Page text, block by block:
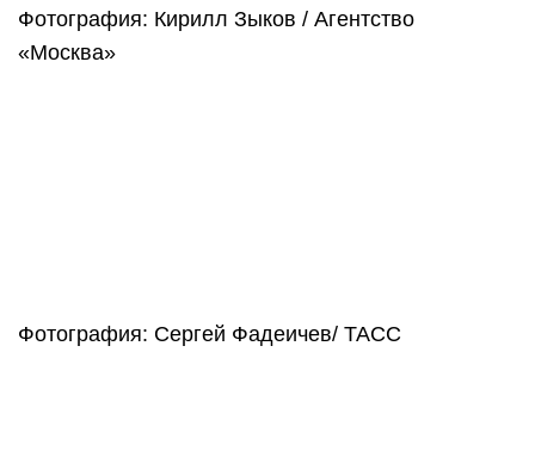
Фотография: Кирилл Зыков / Агентство
«Москва»
Фотография: Сергей Фадеичев/ ТАСС